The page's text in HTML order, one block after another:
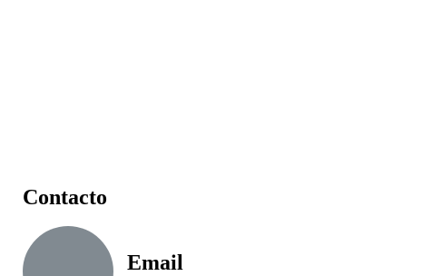
Contacto
Email